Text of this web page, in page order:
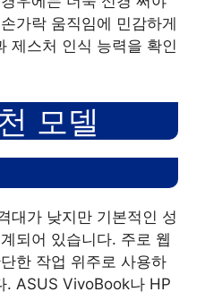
가락 움직임에 민감하게
제스처 인식 능력을 확인
모델
대가 낮지만 기본적인 성
되어 있습니다. 주로 웹
한 작업 위주로 사용하
. ASUS VivoBook나 HP